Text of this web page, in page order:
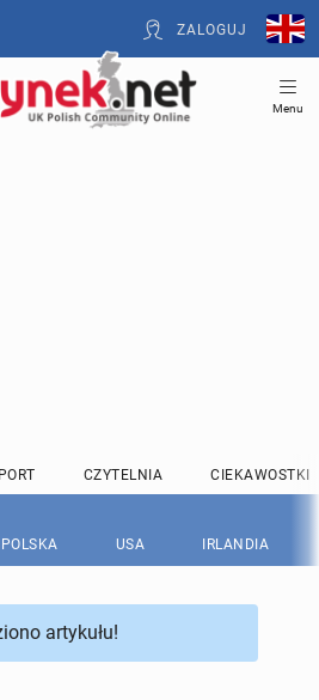
ZALOGUJ
Menu
CZYTELNIA CIEKAWOSTKI
POLSKA USA IRLANDIA
artykułu!